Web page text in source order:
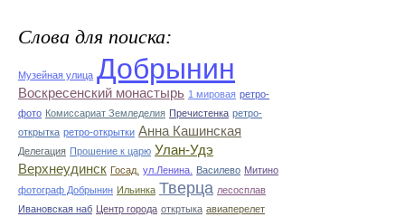
Слова для поиска:
Музейная улица Добрынин
Воскресенский монастырь 1 мировая ретро-
фото Комиссариат Земледелия Пречистенка ретро-
открытка ретро-открытки Анна Кашинская
Делегация Прошение к царю Улан-Удэ
Верхнеудинск Госад. ул.Ленина. Василево Митино
фотограф Добрынин Ильинка Тверца лесосплав
Ивановская наб Центр города откртыка авиаперелет